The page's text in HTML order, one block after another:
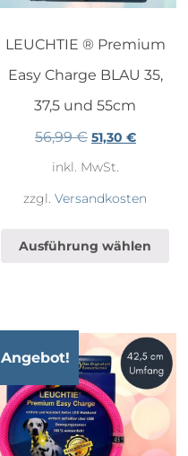
LEUCHTIE ® Premium
Easy Charge BLAU 35,
37,5 und 55cm
56,99€ Ursprünglicher
war:
56,99 €
51,30 €
inkl. MwSt.
zzgl.Versandkosten
Ausführung wählen
Angebot!